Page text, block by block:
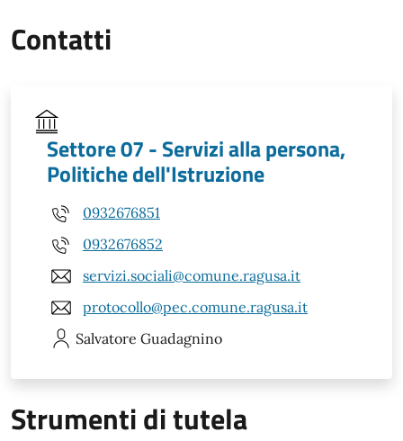
Contatti
Settore 07 - Servizi alla persona,
Politiche dell'Istruzione
0932676851
0932676852
servizi.sociali@comune.ragusa.it
protocollo@pec.comune.ragusa.it
Salvatore Guadagnino
Strumenti di tutela